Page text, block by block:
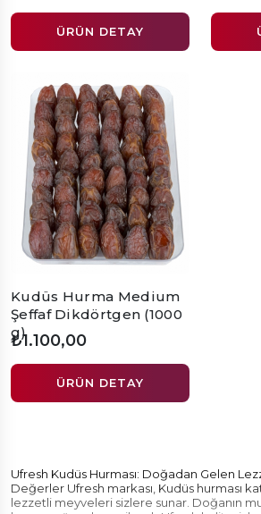
ÜRÜN DETAY
Kudüs Hurma Medium
Şeffaf Dikdörtgen (1000
g)
₺1.100,00
ÜRÜN DETAY
Ufresh Kudüs Hurması: Doğadan Gelen
Değerler Ufresh markası, Kudüs hurması
lezzetli meyveleri sizlere sunar. Doğanın